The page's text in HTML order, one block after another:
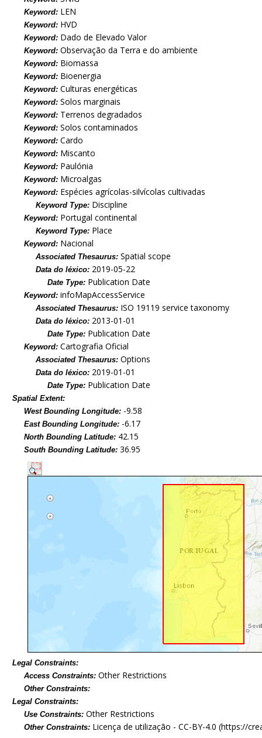
Keyword: LEN
Keyword: HVD
Keyword: Dado de Elevado Valor
Keyword:Observação da Terra e do ambiente
Keyword: Biomassa
Keyword: Bioenergia
Keyword:Culturas energéticas
Keyword:Solos marginais
Keyword: Terrenos degradados
Keyword:Solos contaminados
Keyword:Cardo
Keyword: Miscanto
Keyword: Paulónia
Keyword: Microalgas
Keyword: Espécies agrícolas-silvícolas cultivadas
Keyword Type: Discipline
Keyword: Portugal continental
Keyword Type: Place
Keyword: Nacional
Associated Thesaurus:Spatial scope
Data do léxico: 2019-05-22
Date Type: Publication Date
Keyword:infoMapAccessService
Associated Thesaurus: ISO 19119 service taxonomy
Data do léxico: 2013-01-01
Date Type: Publication Date
Keyword:Cartografia Oficial
Associated Thesaurus:Options
Data do léxico: 2019-01-01
Date Type: Publication Date
Spatial Extent:
West Bounding Longitude: -9.58
East Bounding Longitude: -6.17
North Bounding Latitude: 42.15
South Bounding Latitude:36.95
Legal Constraints:
Access Constraints:Other Restrictions
Other Constraints:
Legal Constraints:
Use Constraints:Other Restrictions
Other Constraints: Licença de utilização - CC-BY-4.0 (https://